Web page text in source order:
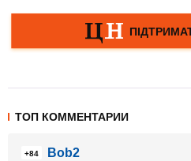
ТОП КОММЕНТАРИИ
+84 Bob2